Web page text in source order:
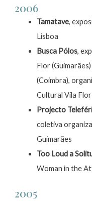
2006
Tamatave,
Lisboa
Busca Pólos,
Flor
(Coimbra),
Cultural Vila
Projecto
coletiva
Guimarães
Too Loud a
Woman in the
2005